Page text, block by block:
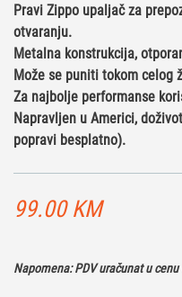
Pravi Zippo upaljač za
otvaranju.
Metalna konstrukcija,
Može se puniti tokom celog
Za najbolje performanse
Napravljen u Americi,
popravi besplatno).
99.00 KM
Napomena: PDV uračunat u